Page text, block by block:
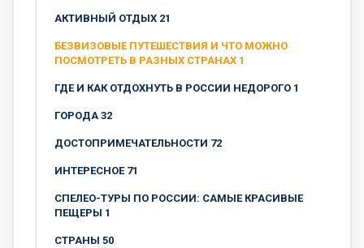
АКТИВНЫЙ ОТДЫХ 21
БЕЗВИЗОВЫЕ ПУТЕШЕСТВИЯ И ЧТО МОЖНО
ПОСМОТРЕТЬ В РАЗНЫХ СТРАНАХ 1
ГДЕ И КАК ОТДОХНУТЬ В РОССИИ НЕДОРОГО 1
ГОРОДА 32
ДОСТОПРИМЕЧАТЕЛЬНОСТИ 72
ИНТЕРЕСНОЕ 71
СПЕЛЕО-ТУРЫ ПО РОССИИ: САМЫЕ КРАСИВЫЕ
ПЕЩЕРЫ 1
СТРАНЫ 50